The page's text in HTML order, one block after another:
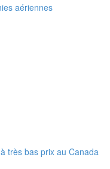
aériennes
très bas prix au Canada